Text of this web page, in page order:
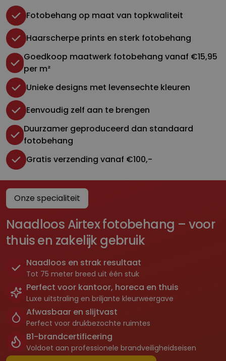
Fotobehang op maat van topkwaliteit
Haarscherpe prints en sterk fotobehang
Goedkoop maatwerk fotobehang vanaf €15,95
per m²
Unieke designs met levensechte kleuren
Eenvoudig zelf aan te brengen
Duurzamer geproduceerd dan standaard
fotobehang
Gratis verzending vanaf €100,-
Onze specialiteit
Naadloos Airtex fotobehang – voor
thuis en zakelijk gebruik
Naadloos en strak resultaat
Tot 75 meter breed uit één stuk
Perfect voor kantoor, horeca en thuis
Luxe uitstraling en briljante kleurweergave
Afwasbaar en slijtvast
Perfect voor drukbezochte ruimtes
B1-brandcertificering
Voldoet aan professionele brandveiligheidseisen